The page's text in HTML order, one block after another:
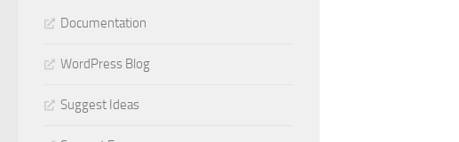
Documentation
WordPress Blog
Suggest Ideas